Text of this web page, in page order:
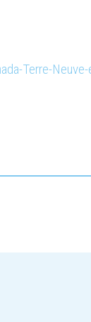
Terre-